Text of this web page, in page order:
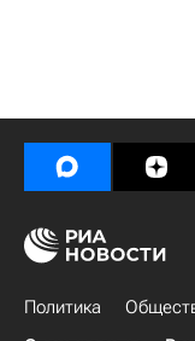
Политика